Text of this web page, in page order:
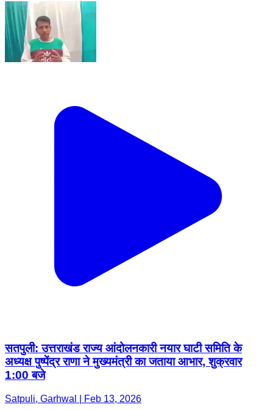
सतपुली: उत्तराखंड राज्य आंदोलनकारी नयार घाटी समिति के
अध्यक्ष पुष्पेंद्र राणा ने मुख्यमंत्री का जताया आभार, शुक्रवार
1:00 बजे
Satpuli, Garhwal | Feb 13, 2026